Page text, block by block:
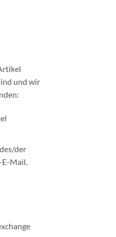
und wir
der
Mail.